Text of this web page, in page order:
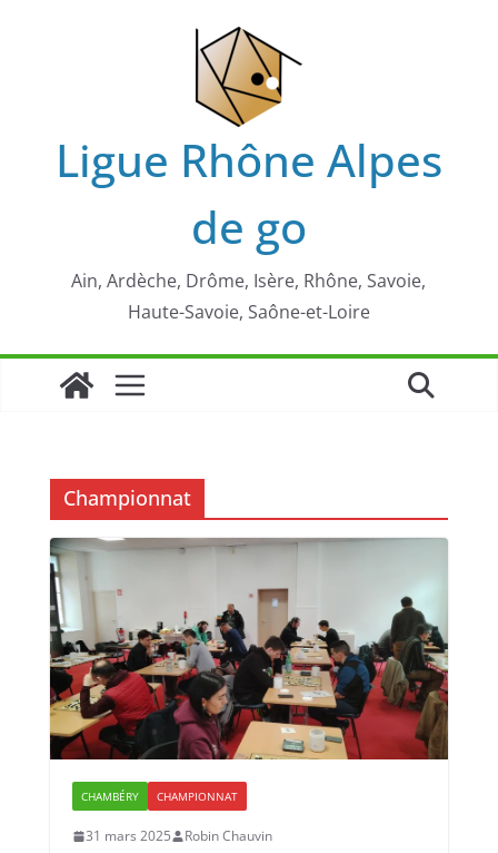
Ligue Rhône Alpes
de go
Ain, Ardèche, Drôme, Isère, Rhône, Savoie,
Haute-Savoie, Saône-et-Loire
Championnat
CHAMBÉRY CHAMPIONNAT
31 mars 2025 Robin Chauvin